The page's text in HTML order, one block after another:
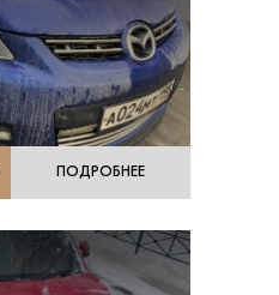
ПОДРОБНЕЕ